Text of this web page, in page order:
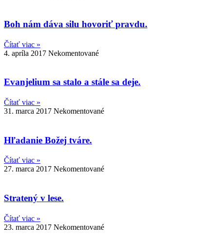
Boh nám dáva silu hovoriť pravdu.
Čítať viac »
4. apríla 2017 Nekomentované
Evanjelium sa stalo a stále sa deje.
Čítať viac »
31. marca 2017 Nekomentované
Hľadanie Božej tváre.
Čítať viac »
27. marca 2017 Nekomentované
Stratený v lese.
Čítať viac »
23. marca 2017 Nekomentované